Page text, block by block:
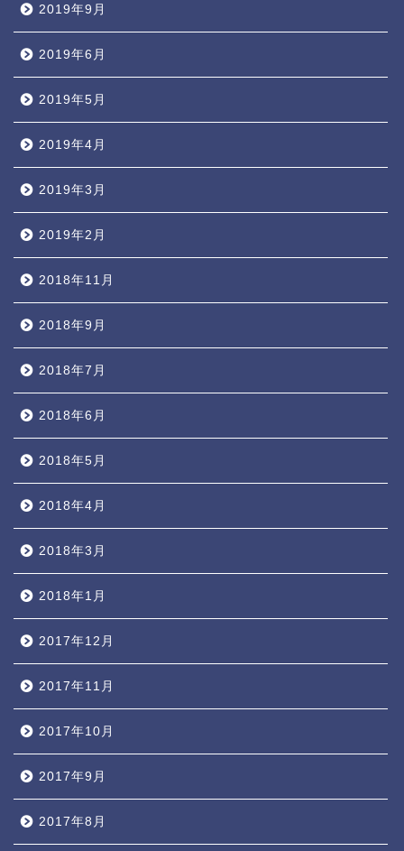
2019年9月
2019年6月
2019年5月
2019年4月
2019年3月
2019年2月
2018年11月
2018年9月
2018年7月
2018年6月
2018年5月
2018年4月
2018年3月
2018年1月
2017年12月
2017年11月
2017年10月
2017年9月
2017年8月